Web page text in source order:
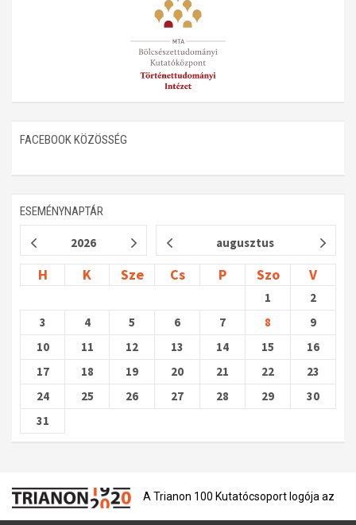
FACEBOOK KÖZÖSSÉG
ESEMÉNYNAPTÁR
2026 augusztus
H K Sze Cs P Szo V
1
2
3
4 5 6 7 8
9
10
11 12 13 14 15
16
17
18 19 20 21 22
23
24
25 26 27 28 29
30
31
A Trianon 100 Kutatócsoport logója az